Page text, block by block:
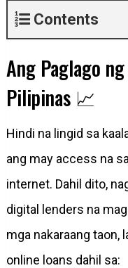
Contents
Ang Paglago
Pilipinas 📈
Hindi na lingid sa
ang may access na
internet. Dahil dito,
digital lenders na
mga nakaraang taon,
online loans dahil sa: